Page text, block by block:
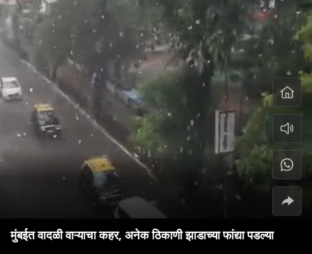
मुंबईत वादळी वाऱ्याचा कहर, अनेक ठिकाणी झाडाच्या फांद्या पडल्या